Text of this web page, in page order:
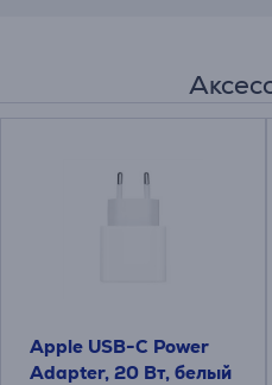
Apple USB-C Power
Adapter, 20 Вт, белый